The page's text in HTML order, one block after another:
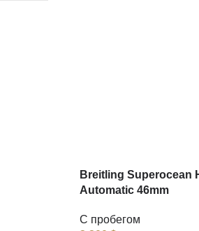
Breitling Superocean
Automatic 46mm
С пробегом